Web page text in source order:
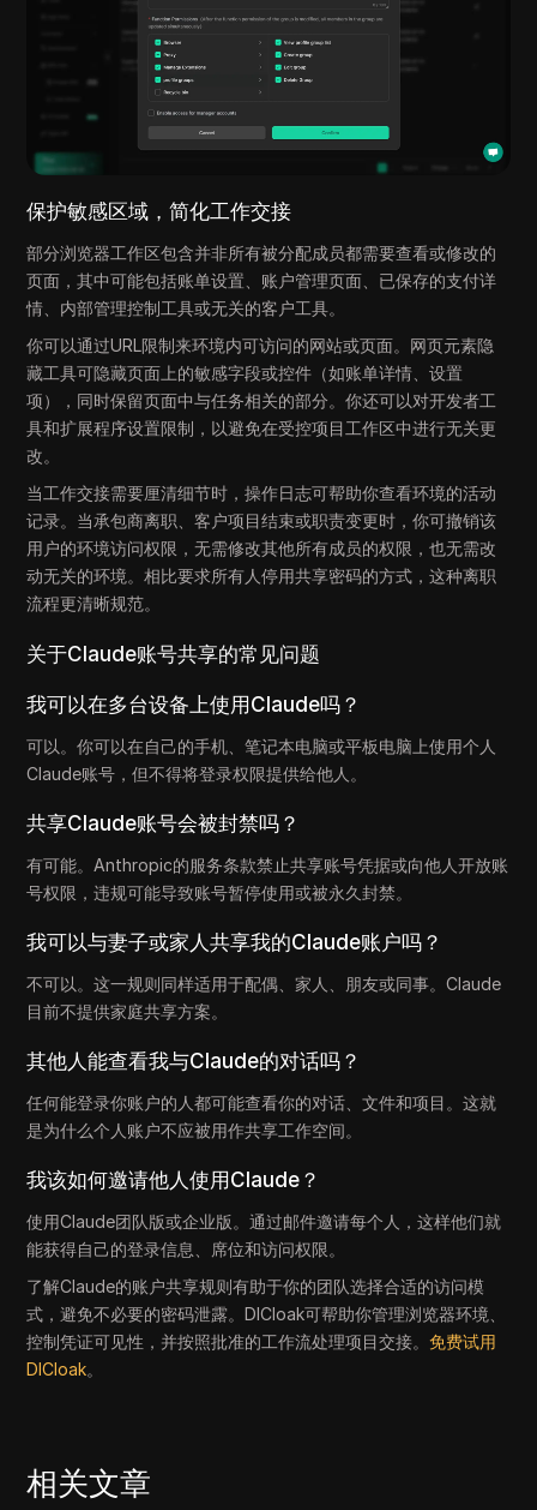
保护敏感区域，简化工作交接
部分浏览器工作区包含并非所有被分配成员都需要查看或修改的
页面，其中可能包括账单设置、账户管理页面、已保存的支付详
情、内部管理控制工具或无关的客户工具。
你可以通过URL限制来环境内可访问的网站或页面。网页元素隐
藏工具可隐藏页面上的敏感字段或控件（如账单详情、设置
项），同时保留页面中与任务相关的部分。你还可以对开发者工
具和扩展程序设置限制，以避免在受控项目工作区中进行无关更
改。
当工作交接需要厘清细节时，操作日志可帮助你查看环境的活动
记录。当承包商离职、客户项目结束或职责变更时，你可撤销该
用户的环境访问权限，无需修改其他所有成员的权限，也无需改
动无关的环境。相比要求所有人停用共享密码的方式，这种离职
流程更清晰规范。
关于Claude账号共享的常见问题
我可以在多台设备上使用Claude吗？
可以。你可以在自己的手机、笔记本电脑或平板电脑上使用个人
Claude账号，但不得将登录权限提供给他人。
共享Claude账号会被封禁吗？
有可能。Anthropic的服务条款禁止共享账号凭据或向他人开放账
号权限，违规可能导致账号暂停使用或被永久封禁。
我可以与妻子或家人共享我的Claude账户吗？
不可以。这一规则同样适用于配偶、家人、朋友或同事。Claude
目前不提供家庭共享方案。
其他人能查看我与Claude的对话吗？
任何能登录你账户的人都可能查看你的对话、文件和项目。这就
是为什么个人账户不应被用作共享工作空间。
我该如何邀请他人使用Claude？
使用Claude团队版或企业版。通过邮件邀请每个人，这样他们就
能获得自己的登录信息、席位和访问权限。
了解Claude的账户共享规则有助于你的团队选择合适的访问模
式，避免不必要的密码泄露。DICloak可帮助你管理浏览器环境、
控制凭证可见性，并按照批准的工作流处理项目交接。免费试用
DICloak。
相关文章